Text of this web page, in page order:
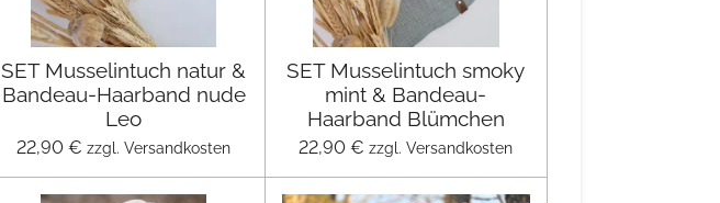
SET Musselintuch natur &
Bandeau-Haarband nude
Leo
22,90 € zzgl. Versandkosten
SET Musselintuch smoky
mint & Bandeau-
Haarband Blümchen
22,90 € zzgl. Versandkosten